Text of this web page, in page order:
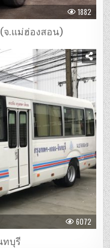
1882
(จ.แม่ฮ่องสอน)
6072
ทบุรี